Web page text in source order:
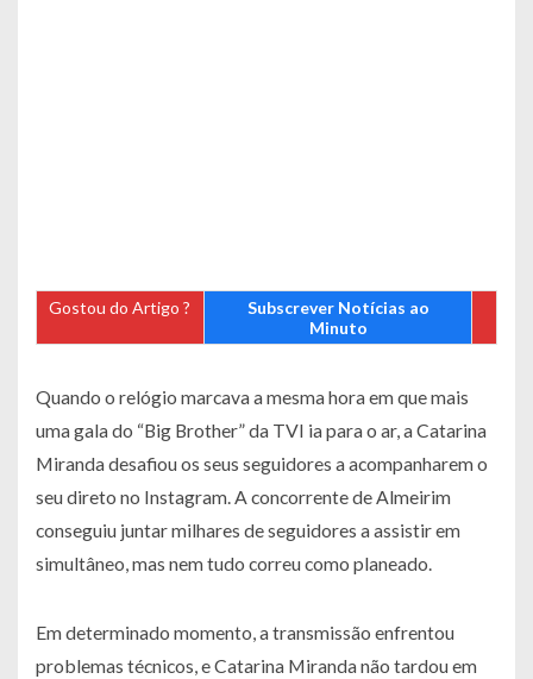
Gostou do Artigo ?
Subscrever Notícias ao
Minuto
Quando o relógio marcava a mesma hora em que mais
uma gala do “Big Brother” da TVI ia para o ar, a Catarina
Miranda desafiou os seus seguidores a acompanharem o
seu direto no Instagram. A concorrente de Almeirim
conseguiu juntar milhares de seguidores a assistir em
simultâneo, mas nem tudo correu como planeado.
Em determinado momento, a transmissão enfrentou
problemas técnicos, e Catarina Miranda não tardou em